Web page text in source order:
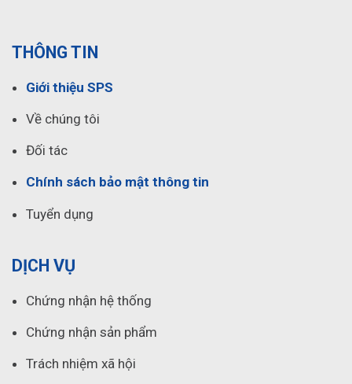
THÔNG TIN
Giới thiệu SPS
Về chúng tôi
Đối tác
Chính sách bảo mật thông tin
Tuyển dụng
DỊCH VỤ
Chứng nhận hệ thống
Chứng nhận sản phẩm
Trách nhiệm xã hội